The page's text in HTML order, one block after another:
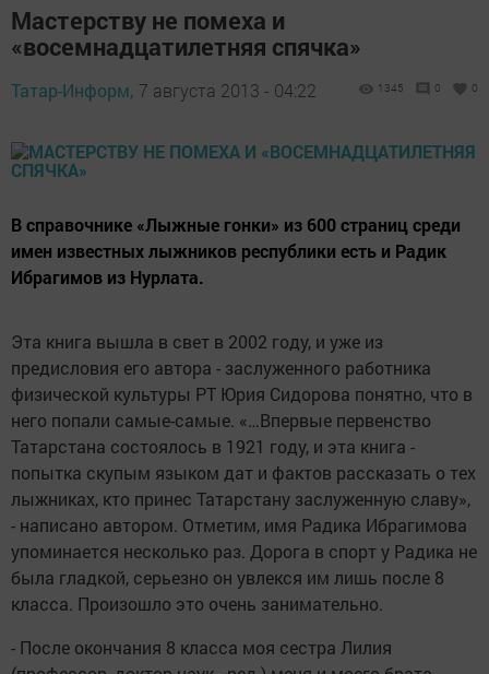
Мастерству не помеха и
«восемнадцатилетняя спячка»
Татар-Информ, 7 августа 2013 - 04:22 1345 0 0
В справочнике «Лыжные гонки» из 600 страниц среди
имен известных лыжников республики есть и Радик
Ибрагимов из Нурлата.
Эта книга вышла в свет в 2002 году, и уже из
предисловия его автора - заслуженного работника
физической культуры РТ Юрия Сидорова понятно, что в
него попали самые-самые. «…Впервые первенство
Татарстана состоялось в 1921 году, и эта книга -
попытка скупым языком дат и фактов рассказать о тех
лыжниках, кто принес Татарстану заслуженную славу»,
- написано автором. Отметим, имя Радика Ибрагимова
упоминается несколько раз. Дорога в спорт у Радика не
была гладкой, серьезно он увлекся им лишь после 8
класса. Произошло это очень занимательно.
- После окончания 8 класса моя сестра Лилия